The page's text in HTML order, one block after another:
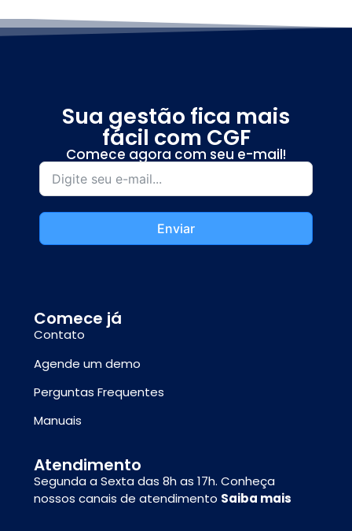
Sua gestão fica mais
fácil com CGF
Comece agora com seu e-mail!
Enviar
Comece já
Contato
Agende um demo
Perguntas Frequentes
Manuais
Atendimento
Segunda a Sexta das 8h as 17h. Conheça
nossos canais de atendimento Saiba mais